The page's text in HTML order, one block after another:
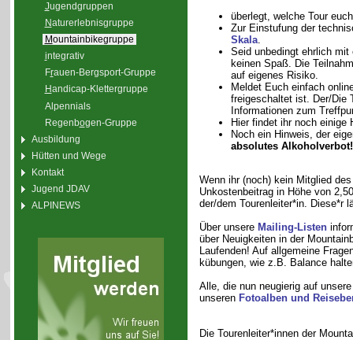
Jugendgruppen
Naturerlebnisgruppe
Mountainbikegruppe
integrativ
Frauen-Bergsport-Gruppe
Handicap-Klettergruppe
Alpennials
Regenbogen-Gruppe
Ausbildung
Hütten und Wege
Kontakt
Jugend JDAV
ALPINEWS
überlegt, welche Tour
Zur Einstufung der
Skala.
Seid unbedingt ehrlich
keinen Spaß. Die
auf eigenes Risiko.
Meldet Euch einfach
freigeschaltet ist. Der/Die
Informationen zum
Hier findet ihr noch
Noch ein Hinweis, der
absolutes Alkoholverbot!
Wenn ihr (noch) kein Mitglied
Unkostenbeitrag in Höhe von
der/dem Tourenleiter*in. Diese*r
Über unsere Mailing-Listen
über Neuigkeiten in der
Laufenden! Auf allgemeine
kübungen, wie z.B. Balance
Alle, die nun neugierig auf
unseren Fotoalben und
Die Tourenleiter*innen der